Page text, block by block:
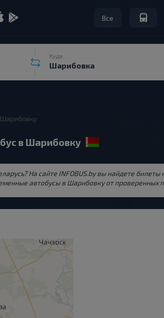
Все
Куда
Шарибовку
в Шарибовку
На сайте INFOBUS.by вы найдете
автобусы в Шарибовку от проверенных